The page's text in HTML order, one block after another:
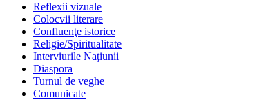
Reflexii vizuale
Colocvii literare
Confluenţe istorice
Religie/Spiritualitate
Interviurile Naţiunii
Diaspora
Turnul de veghe
Comunicate